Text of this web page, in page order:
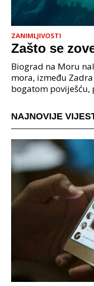
ZANIMLJIVOSTI
Zašto se
Biograd na Moru
mora, između
bogatom
moru? Njegovo ime
NAJNOVIJE